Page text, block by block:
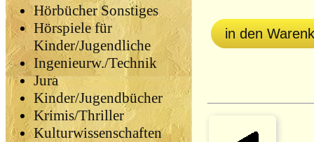
Hörbücher Sonstiges
Hörspiele für
Kinder/Jugendliche
Ingenieurw./Technik
Jura
Kinder/Jugendbücher
Krimis/Thriller
Kulturwissenschaften
in den